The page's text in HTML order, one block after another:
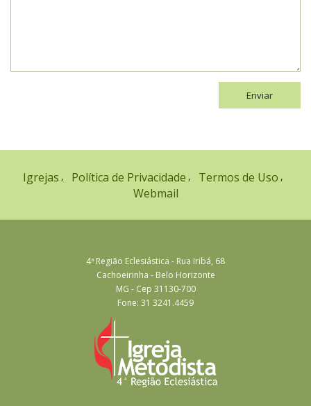
Enviar
Igrejas Política de Privacidade
Termos de Uso
Webmail
4ª Região Eclesiástica - Rua Iribá, 68
Cachoeirinha - Belo Horizonte
MG - Cep 31130-700
Fone: 31 3241.4459